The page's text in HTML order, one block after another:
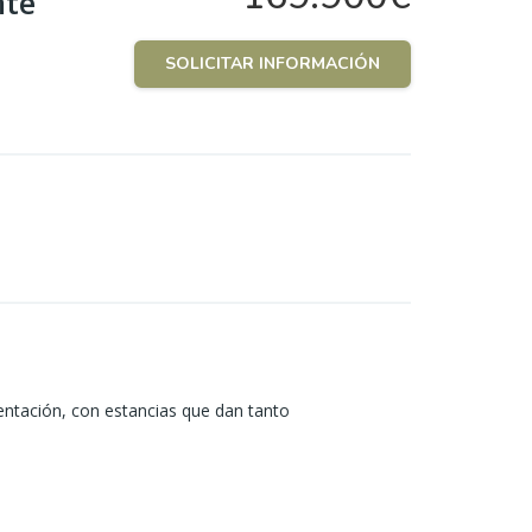
SOLICITAR INFORMACIÓN
con estancias que dan tanto
luminosa.